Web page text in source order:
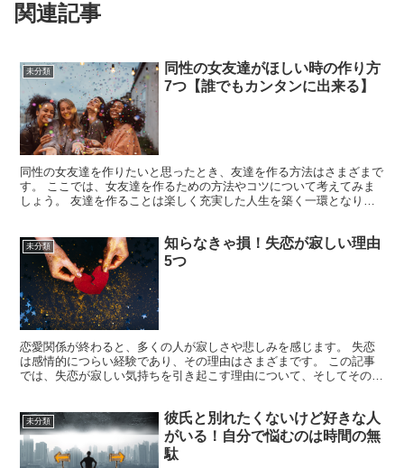
関連記事
未分類
同性の女友達がほしい時の作り方
7つ【誰でもカンタンに出来る】
同性の女友達を作りたいと思ったとき、友達を作る方法はさまざまで
す。 ここでは、女友達を作るための方法やコツについて考えてみま
しょう。 友達を作ることは楽しく充実した人生を築く一環となり、
未分類
知らなきゃ損！失恋が寂しい理由
5つ
恋愛関係が終わると、多くの人が寂しさや悲しみを感じます。 失恋
は感情的につらい経験であり、その理由はさまざまです。 この記事
では、失恋が寂しい気持ちを引き起こす理由について、そしてその傷
未分類
彼氏と別れたくないけど好きな人
がいる！自分で悩むのは時間の無
駄